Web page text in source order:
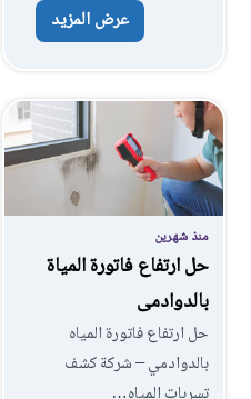
عرض المزيد
منذ شهرين
حل ارتفاع فاتورة المياة
بالدوادمى
حل ارتفاع فاتورة المياه
بالدوادمي – شركة كشف